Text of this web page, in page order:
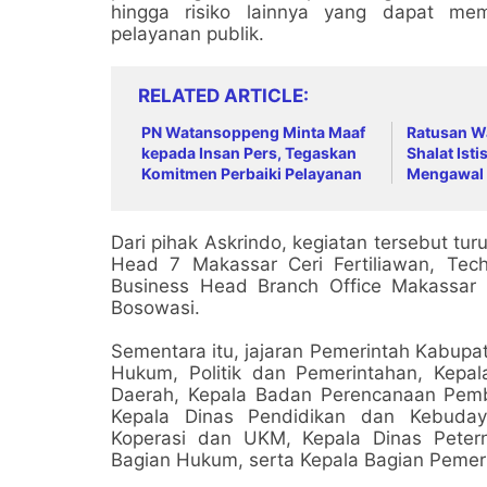
hingga risiko lainnya yang dapat
pelayanan publik.
RELATED ARTICLE
PN Watansoppeng Minta Maaf
kepada Insan Pers, Tegaskan
Komitmen Perbaiki Pelayanan
Ratusan
Shalat
Dari pihak Askrindo, kegiatan tersebut
Head 7 Makassar Ceri Fertiliawan,
Business Head Branch Office
Bosowasi.
Sementara itu, jajaran Pemerintah
Hukum, Politik dan Pemerintahan,
Daerah, Kepala Badan Perencanaan
Kepala Dinas Pendidikan dan
Koperasi dan UKM, Kepala Dinas
Bagian Hukum, serta Kepala Bagian